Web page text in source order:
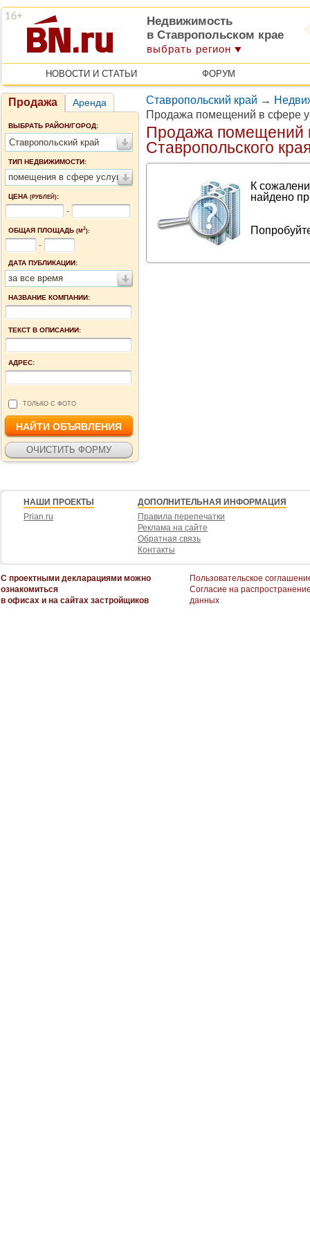
Недвижимость
в Ставропольском крае
выбрать регион
НОВОСТИ И СТАТЬИ ФОРУМ
Продажа Аренда
ВЫБРАТЬ РАЙОН/ГОРОД:
Ставропольский край
ТИП НЕДВИЖИМОСТИ:
помещения в сфере услуг
ЦЕНА (РУБЛЕЙ):
-
ОБЩАЯ ПЛОЩАДЬ (М2):
-
ДАТА ПУБЛИКАЦИИ:
за все время
НАЗВАНИЕ КОМПАНИИ:
ТЕКСТ В ОПИСАНИИ:
АДРЕС:
ТОЛЬКО С ФОТО
Ставропольский край →
Продажа помещений в сфере
Продажа помещений
Ставропольского
К
найдено
НАШИ ПРОЕКТЫ
Prian.ru
ДОПОЛНИТЕЛЬНАЯ ИНФОРМАЦИЯ
Правила перепечатки
Реклама на сайте
Обратная связь
Контакты
С проектными декларациями можно
ознакомиться
в офисах и на сайтах застройщиков
Пользовательское
Согласие на
данных